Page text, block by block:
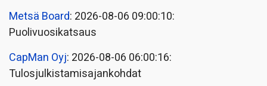
Metsä Board: 2026-08-06 09:00:10:
Puolivuosikatsaus
CapMan Oyj: 2026-08-06 06:00:16:
Tulosjulkistamisajankohdat